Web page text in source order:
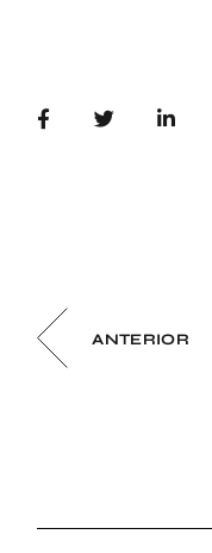
ANTERIOR